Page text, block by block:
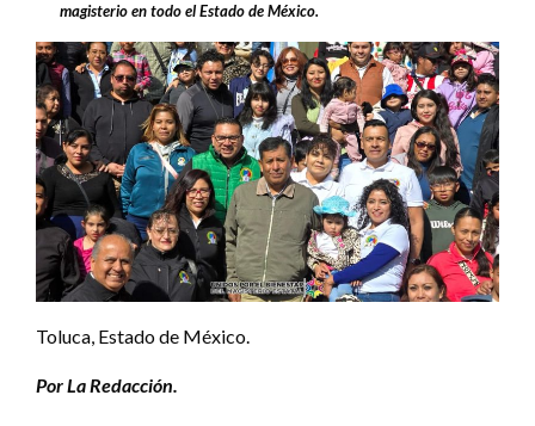
magisterio en todo el Estado de México.
Toluca, Estado de México.
Por La Redacción.